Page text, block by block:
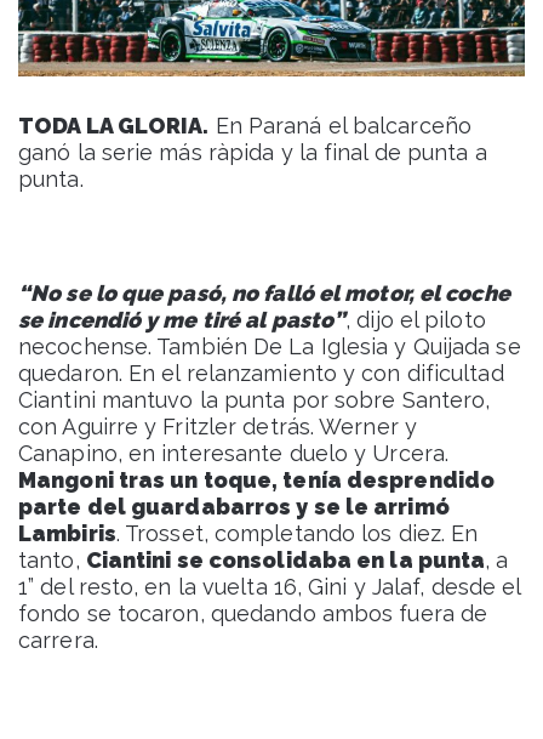
TODA LA GLORIA. En Paraná el balcarceño
ganó la serie más ràpida y la final de punta a
punta.
“No se lo que pasó, no falló el motor, el coche
se incendió y me tiré al pasto”, dijo el piloto
necochense. También De La Iglesia y Quijada se
quedaron. En el relanzamiento y con dificultad
Ciantini mantuvo la punta por sobre Santero,
con Aguirre y Fritzler detrás. Werner y
Canapino, en interesante duelo y Urcera.
Mangoni tras un toque, tenía desprendido
parte del guardabarros y se le arrimó
Lambiris. Trosset, completando los diez. En
tanto, Ciantini se consolidaba en la punta, a
1” del resto, en la vuelta 16, Gini y Jalaf, desde el
fondo se tocaron, quedando ambos fuera de
carrera.